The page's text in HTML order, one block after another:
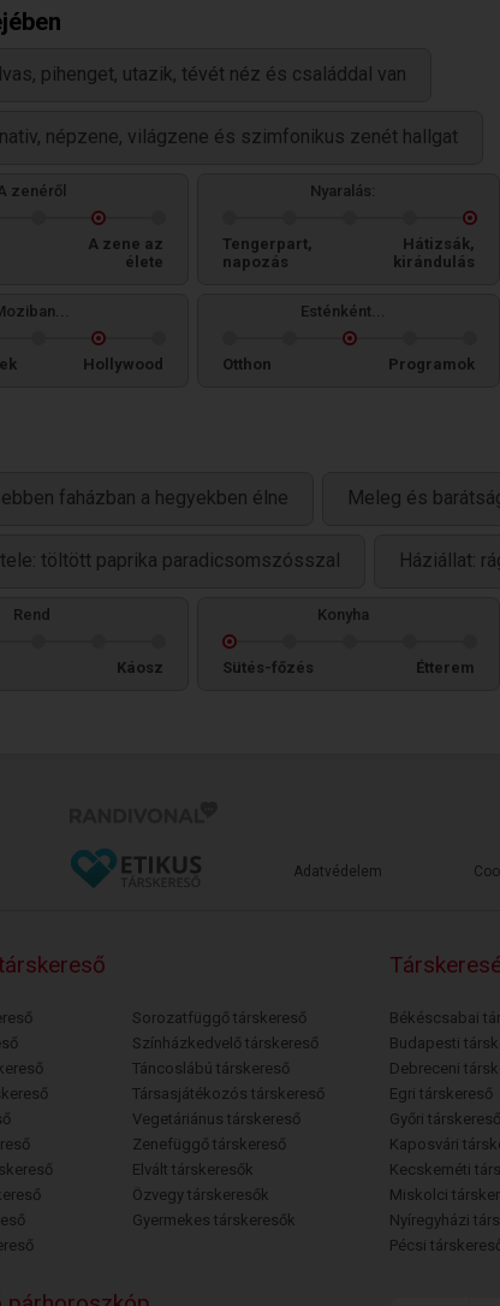
pihenget, utazik, tévét néz és családdal van
népzene, világzene és szimfonikus zenét hallgat
zenéről
A zene az
élete
Nyaralás:
Tengerpart,
napozás
Hátizsák,
kirándulás
Hollywood
Esténként...
Otthon Programok
faházban a hegyekben élne Meleg és
töltött paprika paradicsomszósszal Háziállat:
Rend
Káosz
Konyha
Sütés-főzés Étterem
Adatvédelem
Sorozatfüggő társkereső
Színházkedvelő társkereső
Táncoslábú társkereső
Társasjátékozós társkereső
Vegetáriánus társkereső
Zenefüggő társkereső
Elvált társkeresők
Özvegy társkeresők
Gyermekes társkeresők
Békéscsabai
Budapesti
Debreceni
Egri társkereső
Győri társkereső
Kaposvári
Kecskeméti
Miskolci
Nyíregyházi
Pécsi